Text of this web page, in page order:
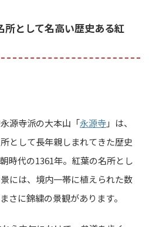
として名高い歴史ある紅
源寺派の大本山「永源寺」は、
として長年親しまれてきた歴史
時代の1361年。紅葉の名所とし
には、境内一帯に植えられた数
さに錦繍の景観があります。